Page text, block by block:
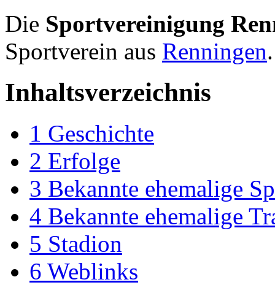
Die Sportvereinigung
Sportverein aus Renningen.
Inhaltsverzeichnis
1 Geschichte
2 Erfolge
3 Bekannte ehemalige
4 Bekannte ehemalige
5 Stadion
6 Weblinks